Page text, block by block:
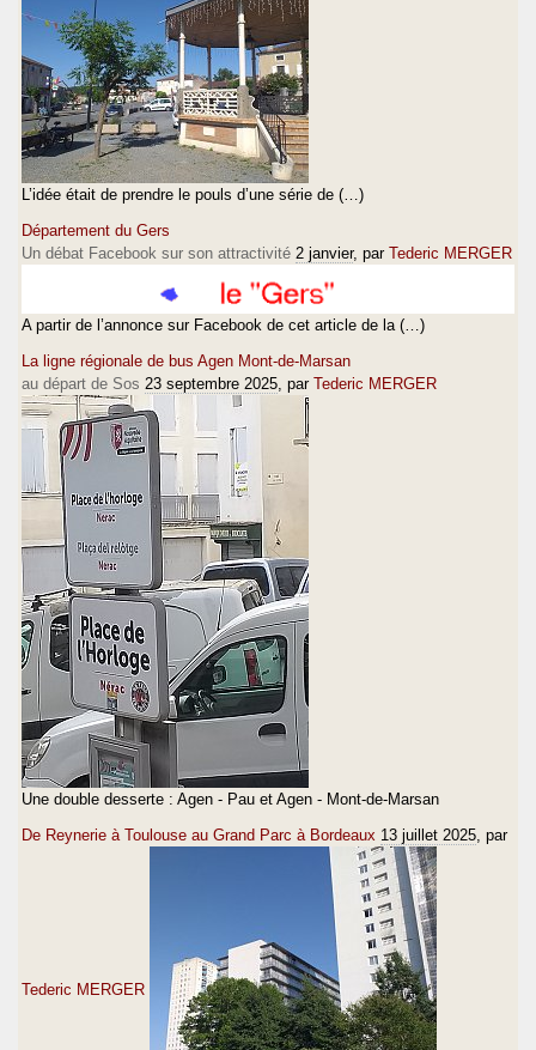
L’idée était de prendre le pouls d’une série de (…)
Département du Gers
Un débat Facebook sur son attractivité 2 janvier, par Tederic MERGER
A partir de l’annonce sur Facebook de cet article de la (…)
La ligne régionale de bus Agen Mont-de-Marsan
au départ de Sos 23 septembre 2025, par Tederic MERGER
Une double desserte : Agen - Pau et Agen - Mont-de-Marsan
De Reynerie à Toulouse au Grand Parc à Bordeaux 13 juillet 2025, par
Tederic MERGER